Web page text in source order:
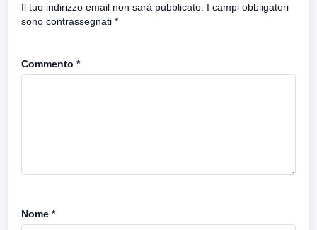
Il tuo indirizzo email non sarà pubblicato. I campi obbligatori
sono contrassegnati *
Commento *
Nome *